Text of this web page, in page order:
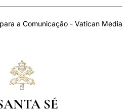
a Comunicação - Vatican Media
SÉ